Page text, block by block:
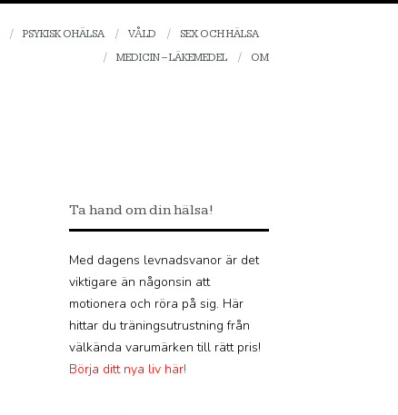
PSYKISK OHÄLSA VÅLD
SEX OCH HÄLSA
MEDICIN – LÄKEMEDEL
OM
Ta hand om din hälsa!
Med dagens levnadsvanor är det
viktigare än någonsin att
motionera och röra på sig. Här
hittar du träningsutrustning från
välkända varumärken till rätt pris!
Börja ditt nya liv här!